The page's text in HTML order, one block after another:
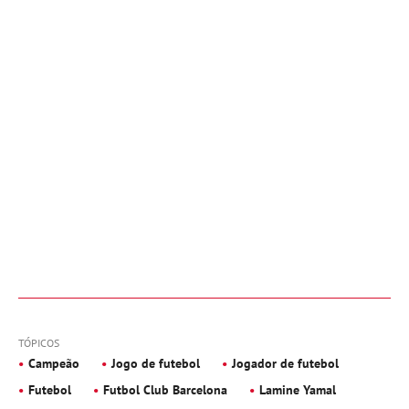
TÓPICOS
Campeão Jogo de futebol
Jogador de futebol
Futebol
Futbol Club Barcelona
Lamine Yamal